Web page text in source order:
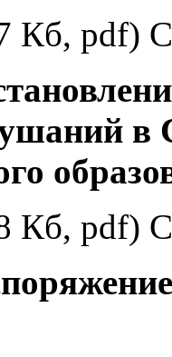
Кб, pdf)
в
Кб, pdf)